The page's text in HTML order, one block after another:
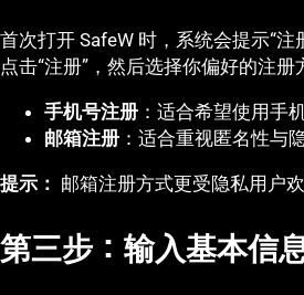
首次打开 SafeW 时，系统会提示“注
点击“注册”，然后选择你偏好的注册
手机号注册 ：适合希望使用手
邮箱注册 ：适合重视匿名性与
提示： 邮箱注册方式更受隐私用户
第三步：输入基本信